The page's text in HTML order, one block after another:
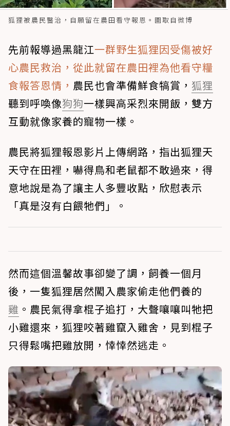
狐狸被農民醫治，自願留在農田看守報恩。圖取自微博
先前報導過黑龍江一群野生狐狸因受傷被好
心農民救治，從此就留在農田裡為他看守糧
食報答恩情， 農民也會準備鮮食犒賞， 狐狸
聽到呼喚像狗狗一樣興高采烈來開飯，雙方
互動就像家養的寵物一樣。
農民將狐狸報恩影片上傳網路，指出狐狸天
天守在田裡，嚇得鳥和老鼠都不敢過來，得
意地說是為了讓主人多豐收點，欣慰表示
「真是沒有白餵牠們」。
然而這個溫馨故事卻變了調，飼養一個月
後，一隻狐狸居然闖入農家偷走他們養的
雞 。農民氣得拿棍子追打，大聲嚷嚷叫牠把
小雞還來，狐狸咬著雞竄入雞舍，見到棍子
只得鬆嘴把雞放開，悻悻然逃走。